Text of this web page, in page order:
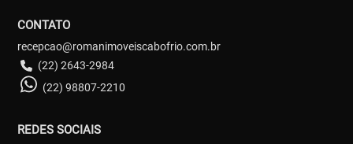
CONTATO
recepcao@romanimoveiscabofrio.com.br
(22) 2643-2984
(22) 98807-2210
REDES SOCIAIS